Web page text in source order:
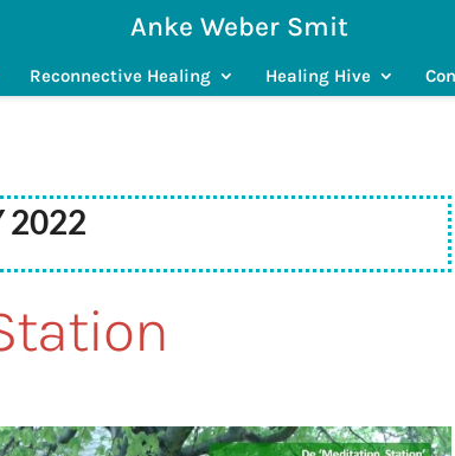
Anke Weber Smit
Reconnective Healing Healing Hive